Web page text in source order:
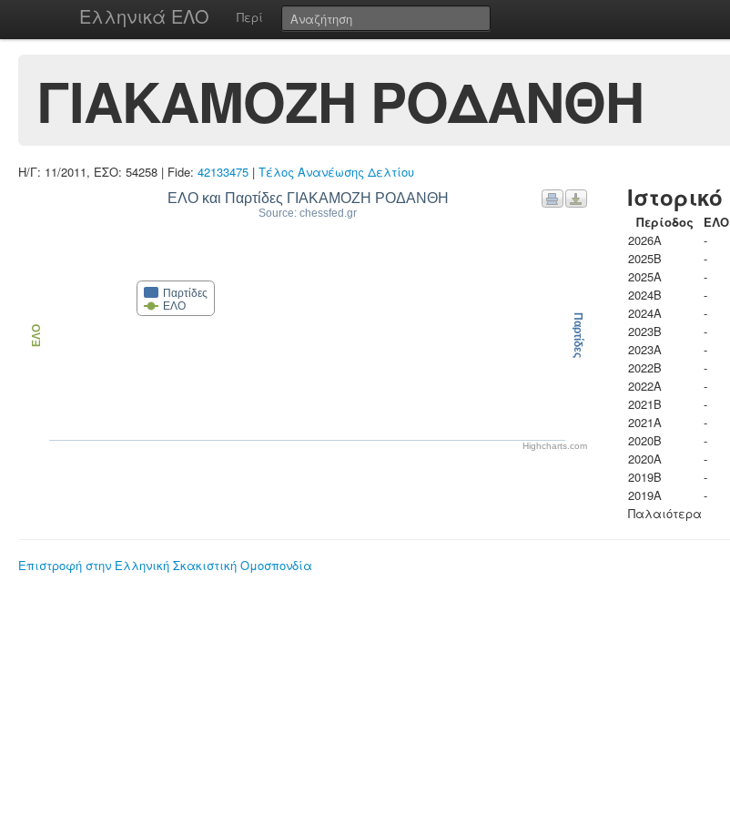
Ελληνικά ΕΛΟ Περί
ΓΙΑΚΑΜΟΖΗ ΡΟΔΑΝΘΗ
Η/Γ: 11/2011, ΕΣΟ: 54258 | Fide: 42133475 | Τέλος Ανανέωσης Δελτίου
ΕΛΟ και Παρτίδες ΓΙΑΚΑΜΟΖΗ ΡΟΔΑΝΘΗ
Source: chessfed.gr
Παρτίδες
ΕΛΟ
ΕΛΟ Παρτίδες
Highcharts.com
Ιστορικό
Περίοδος ΕΛΟ
2026A
-
2025B
-
2025A
-
2024B
-
2024A
-
2023B
-
2023Α
-
2022B
-
2022A
-
2021B
-
2021A
-
2020B
-
2020A
-
2019B
-
2019A
-
Παλαιότερα
Επιστροφή στην Ελληνική Σκακιστική Ομοσπονδία